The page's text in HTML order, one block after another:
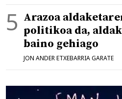
Arazoa
politikoa da,
baino gehiago
JON ANDER ETXEBARRIA GARATE